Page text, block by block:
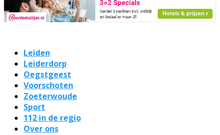
Leiden
Leiderdorp
Oegstgeest
Voorschoten
Zoeterwoude
Sport
112 in de regio
Over ons